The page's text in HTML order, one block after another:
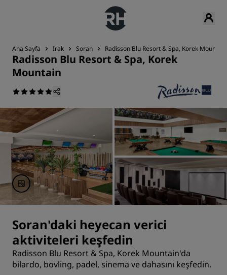
Ana Sayfa Irak Soran Radisson Blu Resort & Spa, Korek Mountain
Radisson Blu Resort & Spa, Korek
Mountain
Soran'daki heyecan verici
aktiviteleri keşfedin
Radisson Blu Resort & Spa, Korek Mountain'da
bilardo, bovling, padel, sinema ve dahasını keşfedin.